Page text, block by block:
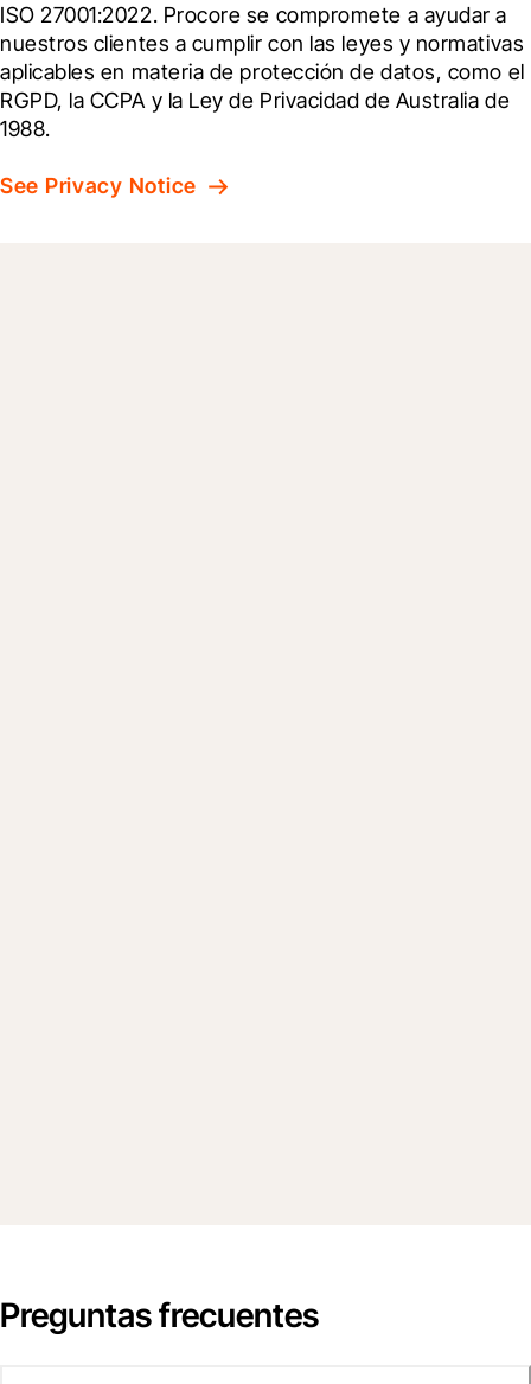
ISO 27001:2022. Procore se compromete a ayudar a
nuestros clientes a cumplir con las leyes y normativas
aplicables en materia de protección de datos, como el
RGPD, la CCPA y la Ley de Privacidad de Australia de
1988.
See Privacy Notice
Preguntas frecuentes